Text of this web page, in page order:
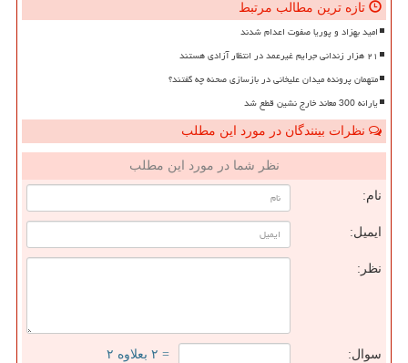
تازه ترین مطالب مرتبط
امید بهزاد و پوریا صفوت اعدام شدند
۲۱ هزار زندانی جرایم غیرعمد در انتظار آزادی هستند
متهمان پرونده میدان علیخانی در بازسازی صحنه چه گفتند؟
یارانه 300 معاند خارج نشین قطع شد
نظرات بینندگان در مورد این مطلب
نظر شما در مورد این مطلب
نام:
ایمیل:
نظر:
سوال: = ۲ بعلاوه ۲